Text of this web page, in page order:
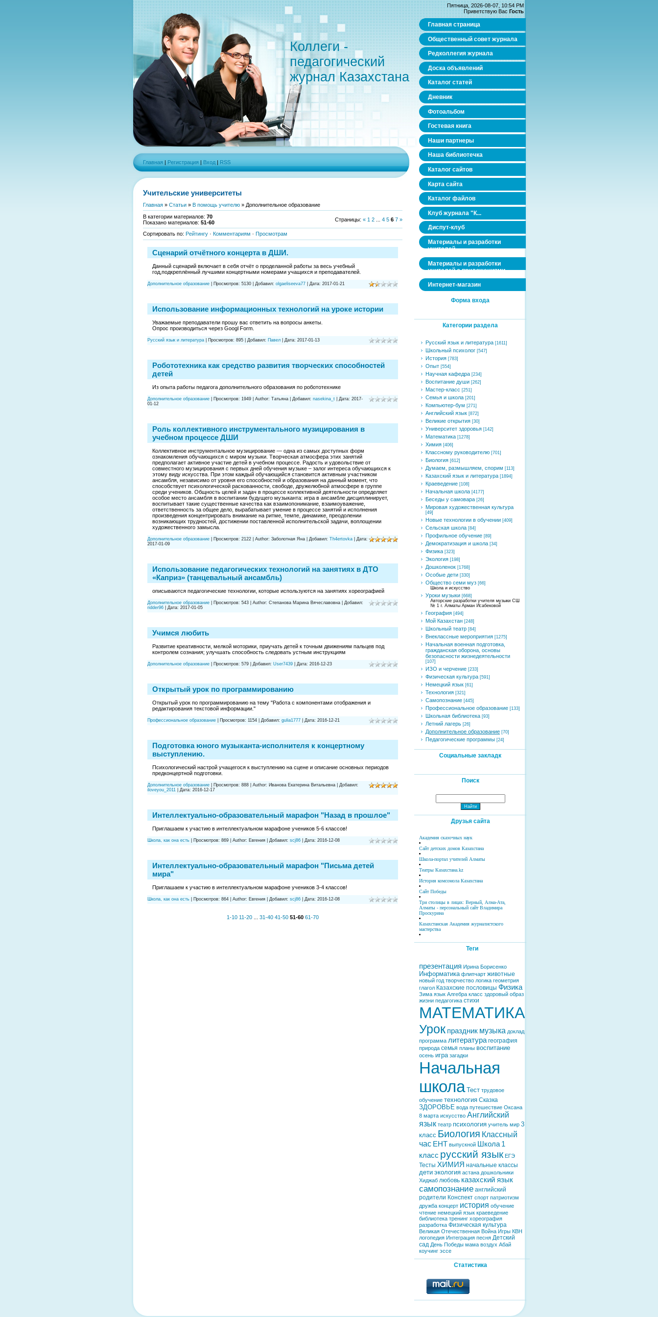
Коллеги -
педагогический
журнал Казахстана
Главная | Регистрация | Вход | RSS
Учительские университеты
Главная » Статьи » В помощь учителю » Дополнительное образование
В категории материалов: 70
Показано материалов: 51-60 Страницы: « 1 2 4 5 6 7 »
Сортировать по: Рейтингу · Комментариям · Просмотрам
Сценарий отчётного концерта в ДШИ.
Данный сценарий включает в себя отчёт о проделанной работы за весь учебный
год,подкреплённый лучшими концертными номерами учащихся и преподавателей.
Дополнительное образование Просмотров: 5130 Добавил: olgaeliseeva77 Дата: 2017-01-21
Использование информационных технологий на уроке истории
Уважаемые преподаватели прошу вас ответить на вопросы анкеты.
Опрос производиться через Googl Form.
Русский язык и литература Просмотров: 895 Добавил: Павел Дата: 2017-01-13
Робототехника как средство развития творческих способностей
детей
Из опыта работы педагога дополнительного образования по робототехнике
Дополнительное образование Просмотров: 1949 Author: Татьяна Добавил: nasekina_t Дата: 2017-
01-12
Роль коллективного инструментального музицирования в
учебном процессе ДШИ
Коллективное инструментальное музицирование — одна из самых доступных форм
ознакомления обучающихся с миром музыки. Творческая атмосфера этих занятий
предполагает активное участие детей в учебном процессе. Радость и удовольствие от
совместного музицирования с первых дней обучения музыке – залог интереса обучающихся к
этому виду искусства. При этом каждый обучающийся становится активным участником
ансамбля, независимо от уровня его способностей и образования на данный момент, что
способствует психологической раскованности, свободе, дружелюбной атмосфере в группе
среди учеников. Общность целей и задач в процессе коллективной деятельности определяет
особое место ансамбля в воспитании будущего музыканта: игра в ансамбле дисциплинирует,
воспитывает такие существенные качества как взаимопонимание, взаимоуважение,
ответственность за общее дело, вырабатывает умение в процессе занятий и исполнения
произведения концентрировать внимание на ритме, темпе, динамике, преодолении
возникающих трудностей, достижении поставленной исполнительской задачи, воплощении
художественного замысла.
Дополнительное образование Просмотров: 2122 Author: Заболотная Яна Добавил: Th4ertovka
Дата:
2017-01-09
Использование педагогических технологий на занятиях в ДТО
«Каприз» (танцевальный ансамбль)
описываются педагогические технологии, которые используются на занятиях хореографией
Дополнительное образование Просмотров: 543 Author: Степанова Марина Вячеславовна
Добавил:
ridder96
Дата: 2017-01-05
Учимся любить
Развитие креативности, мелкой моторики, приучать детей к точным движениям пальцев под
контролем сознания; улучшать способность следовать устным инструкциям
Дополнительное образование Просмотров: 579 Добавил: User7439 Дата: 2016-12-23
Открытый урок по программированию
Открытый урок по программированию на тему "Работа с компонентами отображения и
редактирования текстовой информации."
Профессиональное образование Просмотров: 1154 Добавил: gulia1777 Дата: 2016-12-21
Подготовка юного музыканта-исполнителя к концертному
выступлению.
Психологический настрой учащегося к выступлению на сцене и описание основных периодов
предконцертной подготовки.
Дополнительное образование Просмотров: 888 Author: Иванова Екатерина Витальевна
Добавил:
iloveyou_2011
Дата: 2016-12-17
Интеллектуально-образовательный марафон "Назад в прошлое"
Приглашаем к участию в интеллектуальном марафоне учеников 5-6 классов!
Школа, как она есть Просмотров: 869 Author: Евгения Добавил: scj86 Дата: 2016-12-08
Интеллектуально-образовательный марафон "Письма детей
мира"
Приглашаем к участию в интеллектуальном марафоне учеников 3-4 классов!
Школа, как она есть Просмотров: 864 Author: Евгения Добавил: scj86 Дата: 2016-12-08
1-10 11-20 31-40 41-50 51-60 61-70
Пятница, 2026-08-07, 10:54 PM
Приветствую Вас Гость
Главная страница
Общественный совет журнала
Редколлегия журнала
Доска объявлений
Каталог статей
Дневник
Фотоальбом
Гостевая книга
Наши партнеры
Наша библиотечка
Каталог сайтов
Карта сайта
Каталог файлов
Клуб журнала "К...
Диспут-клуб
Материалы и разработки
учителей
Материалы и разработки
учителей с приложениями
Интернет-магазин
Форма входа
Категории раздела
Русский язык и литература [1611]
Школьный психолог [547]
История [783]
Опыт [554]
Научная кафедра [234]
Воспитание души [262]
Мастер-класс [251]
Семья и школа [201]
Компьютер-бум [271]
Английский язык [872]
Великие открытия [30]
Университет здоровья [142]
Математика [1278]
Химия [406]
Классному руководителю [701]
Биология [612]
Думаем, размышляем, спорим [113]
Казахский язык и литература [1894]
Краеведение [108]
Начальная школа [4177]
Беседы у самовара [26]
Мировая художественная культура
[49]
Новые технологии в обучении [409]
Сельская школа [84]
Профильное обучение [89]
Демократизация и школа [34]
Физика [323]
Экология [198]
Дошколенок [1768]
Особые дети [330]
Общество семи муз [66]
Школа и искусство
Уроки музыки [668]
Авторские разработки учителя музыки СШ
№ 1 г. Алматы Арман Исабековой
География [494]
Мой Казахстан [248]
Школьный театр [84]
Внеклассные мероприятия [1275]
Начальная военная подготовка,
гражданская оборона, основы
безопасности жизнедеятельности
[107]
ИЗО и черчение [233]
Физическая культура [591]
Немецкий язык [61]
Технология [321]
Самопознание [445]
Профессиональное образование [133]
Школьная библиотека [93]
Летний лагерь [26]
Дополнительное образование [70]
Педагогические программы [24]
Социальные закладк
Поиск
Друзья сайта
Академия сказочных наук
Сайт детских домов Казахстана
Школа-портал учителей Алматы
Театры Казахстана.kz
История комсомола Казахстана
Сайт Победы
Три столицы в лицах: Верный, Алма-Ата,
Алматы - персональный сайт Владимира
Проскурина
Казахстанская Академия журналистского
мастерства
Теги
презентация Ирина Борисенко
Информатика флипчарт животные
новый год творчество логика геометрия
глагол Казахские пословицы Физика
Зима язык Алгебра класс здоровый образ
жизни педагогика стихи
МАТЕМАТИКА
Урок праздник музыка доклад
программа литература география
природа семья планы воспитание
осень игра загадки
Начальная
школа Тест трудовое
обучение технология Сказка
ЗДОРОВЬЕ вода путешествие Оксана
8 марта искусство Английский
язык театр психология учитель мир 3
класс Биология Классный
час ЕНТ выпускной Школа 1
класс русский язык ЕГЭ
Тесты ХИМИЯ начальные классы
дети экология астана дошкольники
Хиджаб любовь казахский язык
самопознание английский
родители Конспект спорт патриотизм
дружба концерт история обучение
чтение немецкий язык краеведение
библиотека тренинг хореография
разработка Физическая культура
Великая Отечественная Война Игры КВН
логопедия Интеграция песня Детский
сад День Победы мама воздух Абай
коучинг эссе
Статистика